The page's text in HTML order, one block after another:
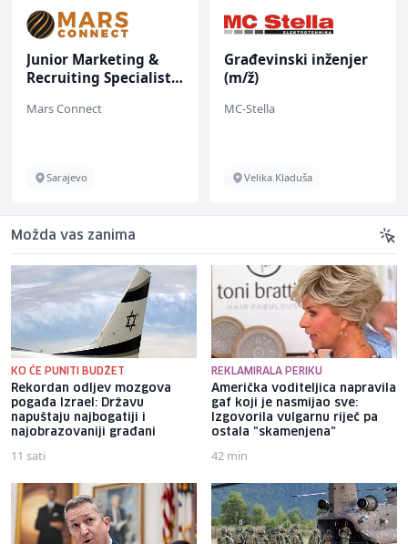
Junior Marketing &
Recruiting Specialist
Mars Connect
Sarajevo
Građevinski inženjer
(m/ž)
MC-Stella
Velika Kladuša
Možda vas zanima
KO ĆE PUNITI BUDŽET
Rekordan odljev mozgova
pogađa Izrael: Državu
napuštaju najbogatiji i
najobrazovaniji građani
11 sati
REKLAMIRALA PERIKU
Američka voditeljica napravila
gaf koji je nasmijao sve:
Izgovorila vulgarnu riječ pa
ostala "skamenjena"
42 min